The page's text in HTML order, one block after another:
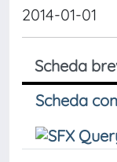
2014-01-01
Scheda
Scheda